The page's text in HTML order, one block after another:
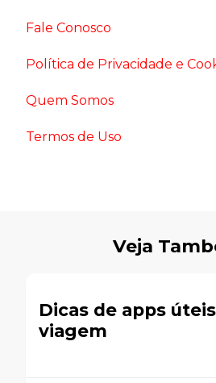
Fale Conosco
Política de Privacidade e
Quem Somos
Termos de Uso
Veja
Dicas de apps
viagem